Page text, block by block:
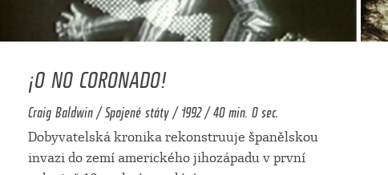
¡O NO CORONADO!
Craig Baldwin / Spojené státy / 1992 / 40 min. 0 sec.
Dobyvatelská kronika rekonstruuje španělskou
invazi do zemí amerického jihozápadu v první